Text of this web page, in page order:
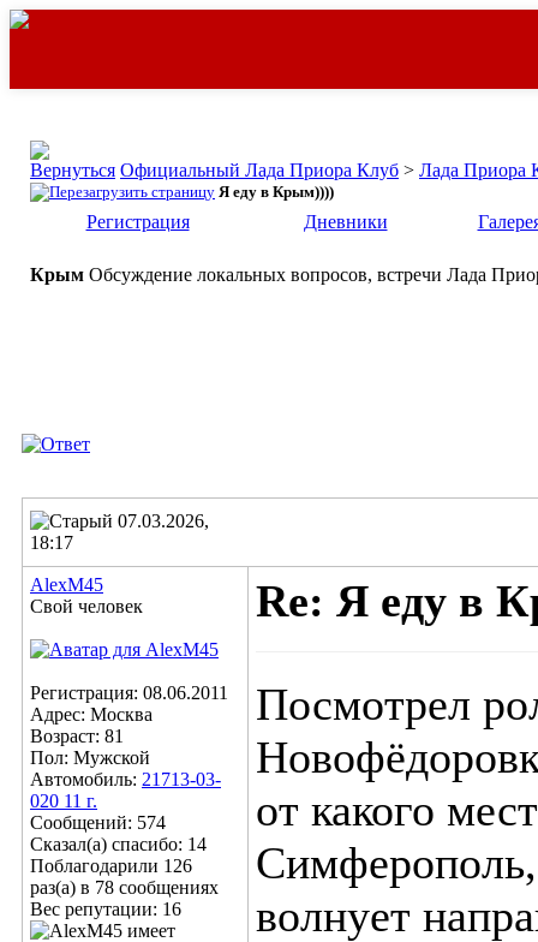
Официальный Лада Приора Клуб > Лада Приора
Я еду в Крым))))
Регистрация Дневники
Крым Обсуждение локальных вопросов, встречи Лада
07.03.2026,
18:17
AlexM45
Свой человек
Регистрация: 08.06.2011
Адрес: Москва
Возраст: 81
Пол: Мужской
Автомобиль: 21713-03-
020 11 г.
Сообщений: 574
Сказал(а) спасибо: 14
Поблагодарили 126
раз(а) в 78 сообщениях
Вес репутации: 16
Re: Я еду в
Посмотрел
от какого
волнует